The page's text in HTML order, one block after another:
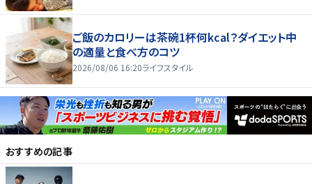
ご飯のカロリーは茶碗1杯何kcal？ダイエット中
の適量と食べ方のコツ
2026/08/06 16:20ライフスタイル
おすすめの記事